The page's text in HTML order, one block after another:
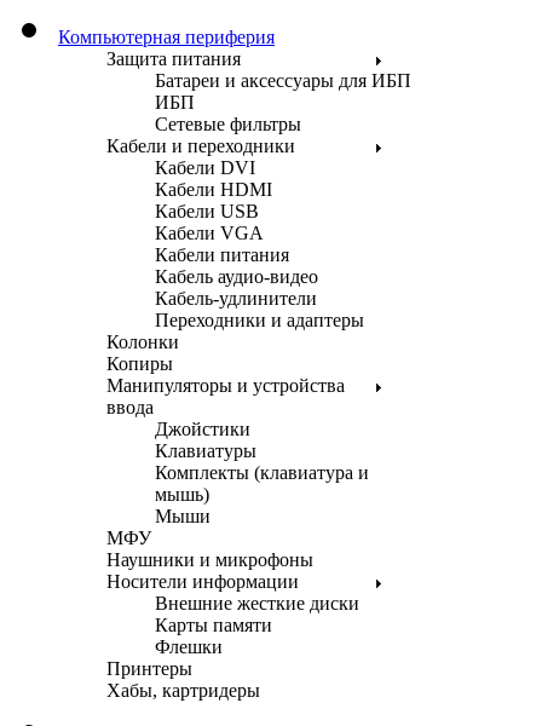
Компьютерная периферия
Защита питания
Батареи и аксессуары для ИБП
ИБП
Сетевые фильтры
Кабели и переходники
Кабели DVI
Кабели HDMI
Кабели USB
Кабели VGA
Кабели питания
Кабель аудио-видео
Кабель-удлинители
Переходники и адаптеры
Колонки
Копиры
Манипуляторы и устройства
ввода
Джойстики
Клавиатуры
Комплекты (клавиатура и
мышь)
Мыши
МФУ
Наушники и микрофоны
Носители информации
Внешние жесткие диски
Карты памяти
Флешки
Принтеры
Хабы, картридеры